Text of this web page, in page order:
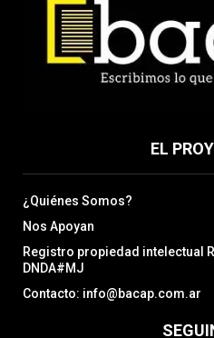
EL
¿Quiénes Somos?
Nos Apoyan
Registro propiedad intelectual
DNDA#MJ
Contacto: info@bacap.com.ar